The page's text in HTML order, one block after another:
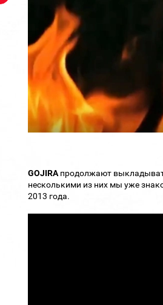
GOJIRA продолжают
несколькими из них мы уже
2013 года.